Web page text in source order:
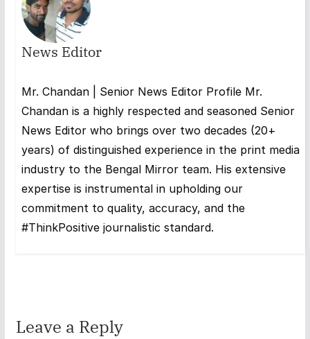
News Editor
Mr. Chandan | Senior News Editor Profile Mr.
Chandan is a highly respected and seasoned Senior
News Editor who brings over two decades (20+
years) of distinguished experience in the print media
industry to the Bengal Mirror team. His extensive
expertise is instrumental in upholding our
commitment to quality, accuracy, and the
#ThinkPositive journalistic standard.
Leave a Reply